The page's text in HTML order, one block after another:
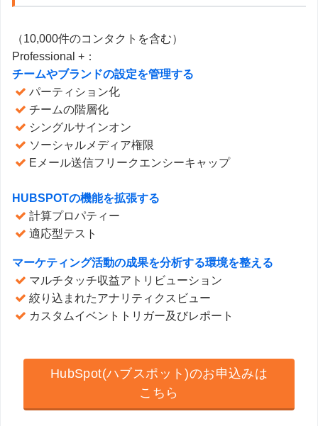
（10,000件のコンタクトを含む）
Professional +：
チームやブランドの設定を管理する
パーティション化
チームの階層化
シングルサインオン
ソーシャルメディア権限
Eメール送信フリークエンシーキャップ
HUBSPOTの機能を拡張する
計算プロパティー
適応型テスト
マーケティング活動の成果を分析する環境を整える
マルチタッチ収益アトリビューション
絞り込まれたアナリティクスビュー
カスタムイベントトリガー及びレポート
HubSpot(ハブスポット)のお申込みは
こちら